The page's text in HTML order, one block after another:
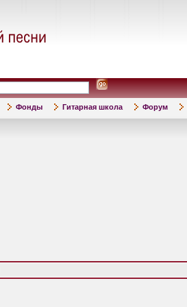
Фонды Гитарная школа Форум